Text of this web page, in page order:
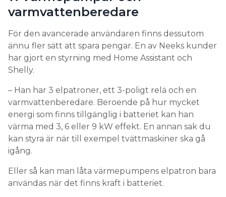
varmvattenberedare
För den avancerade användaren finns dessutom
ännu fler sätt att spara pengar. En av Neeks kunder
har gjort en styrning med Home Assistant och
Shelly.
– Han har 3 elpatroner, ett 3-poligt relä och en
varmvattenberedare. Beroende på hur mycket
energi som finns tillgänglig i batteriet kan han
värma med 3, 6 eller 9 kW effekt. En annan sak du
kan styra är när till exempel tvättmaskiner ska gå
igång.
Eller så kan man låta värmepumpens elpatron bara
användas när det finns kraft i batteriet.